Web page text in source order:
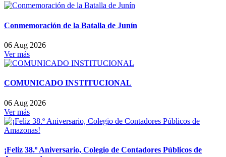
Conmemoración de la Batalla de Junín
06 Aug 2026
Ver más
COMUNICADO INSTITUCIONAL
06 Aug 2026
Ver más
¡Feliz 38.º Aniversario, Colegio de Contadores Públicos de